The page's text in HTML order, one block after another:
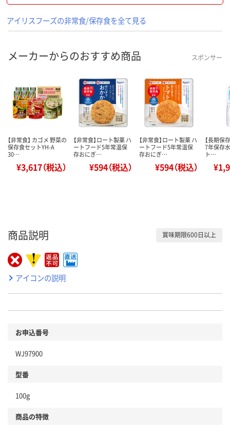
アイリスフーズの非常食/保存食を全て見る
メーカーからのおすすめ商品 スポンサー
【非常食】 カゴメ 野菜の
保存食セットYH-A
30…
¥3,617（税込）
【非常食】ロート製薬 ハ
ートフード5年常温保
存おにぎ…
¥594（税込）
【非常食】ロート製薬 ハ
ートフード5年常温保
存おにぎ…
¥594（税込）
【長期保
7年保存
ト…
商品説明 賞味期限600日以上
アイコンの説明
お申込番号
WJ97900
型番
100g
商品の特徴